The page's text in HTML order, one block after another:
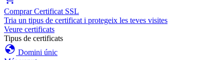
Comprar Certificat SSL
Tria un tipus de certificat i protegeix les teves visites
Veure certificats
Tipus de certificats
Domini únic